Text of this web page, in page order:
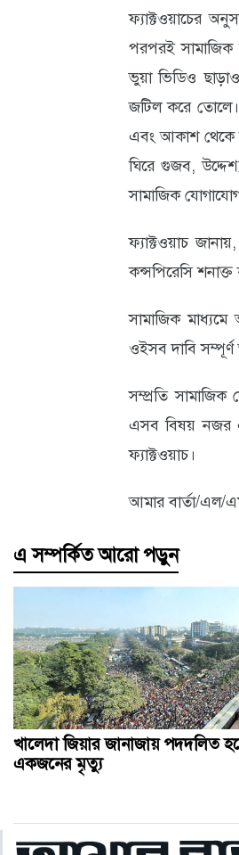
ফ্যাক্টওয়াচের
পরপরই সামাজিক
ভুয়া ভিডিও
জটিল করে তোলে।
এবং আকাশ থেকে
ঘিরে গুজব,
সামাজিক
ফ্যাক্টওয়াচ
কন্সপিরেসি শনাক্ত
সামাজিক
ওইসব দাবি সম্পূর্ণ
সম্প্রতি
এসব বিষয় নজর
ফ্যাক্টওয়াচ।
আমার বার্তা/এল/
এ সম্পর্কিত আরো পড়ুন
খালেদা জিয়ার জানাজায় পদদলিত
একজনের মৃত্যু